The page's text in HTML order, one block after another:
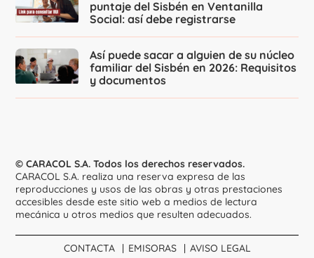
puntaje del Sisbén en Ventanilla
Social: así debe registrarse
Así puede sacar a alguien de su núcleo
familiar del Sisbén en 2026: Requisitos
y documentos
© CARACOL S.A. Todos los derechos reservados.
CARACOL S.A. realiza una reserva expresa de las
reproducciones y usos de las obras y otras prestaciones
accesibles desde este sitio web a medios de lectura
mecánica u otros medios que resulten adecuados.
CONTACTA EMISORAS AVISO LEGAL